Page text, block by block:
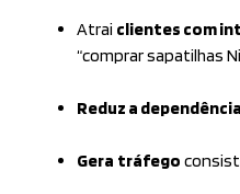
Atrai clientes com
“comprar sapatilhas
Reduz a dependência
Gera tráfego